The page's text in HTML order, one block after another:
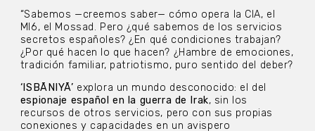
“Sabemos —creemos saber— cómo opera la CIA, el
MI6, el Mossad. Pero ¿qué sabemos de los servicios
secretos españoles? ¿En qué condiciones trabajan?
¿Por qué hacen lo que hacen? ¿Hambre de emociones,
tradición familiar, patriotismo, puro sentido del deber?
‘ISBĀNIYĀ’ explora un mundo desconocido: el del
espionaje español en la guerra de Irak, sin los
recursos de otros servicios, pero con sus propias
conexiones y capacidades en un avispero